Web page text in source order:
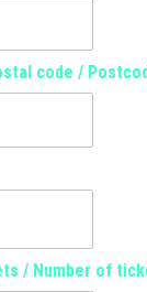
code /
/ Number of